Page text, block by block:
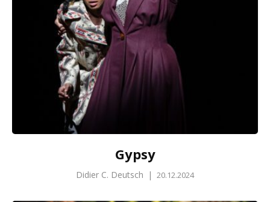
Gypsy
Didier C. Deutsch | 20.12.2024